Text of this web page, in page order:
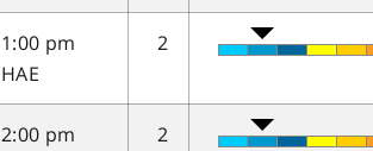
1:00 pm
HAE
2
2:00 pm
2